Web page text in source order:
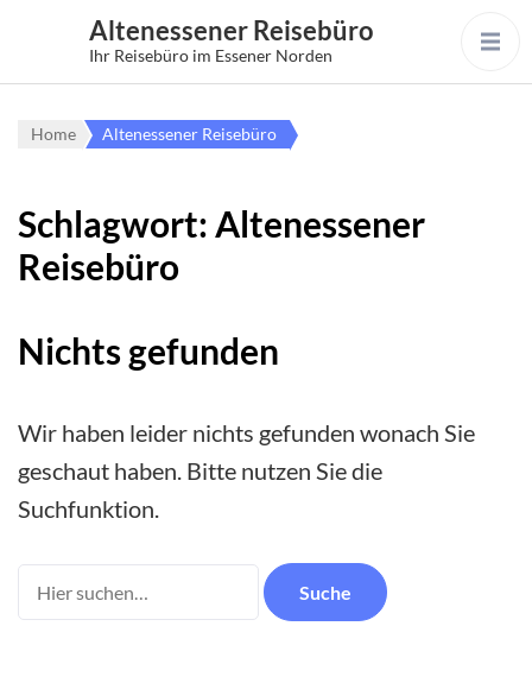
Altenessener Reisebüro
Ihr Reisebüro im Essener Norden
Home Altenessener Reisebüro
Schlagwort: Altenessener
Reisebüro
Nichts gefunden
Wir haben leider nichts gefunden wonach Sie
geschaut haben. Bitte nutzen Sie die
Suchfunktion.
Suchen
nach: